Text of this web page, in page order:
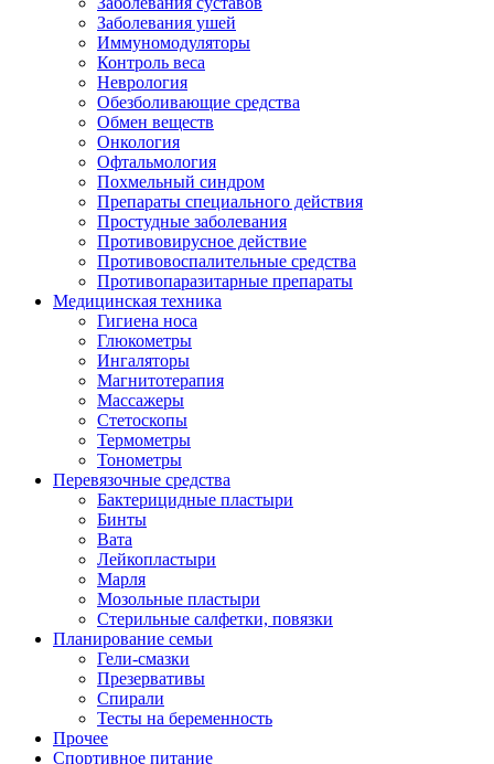
Заболевания ушей
Иммуномодуляторы
Контроль веса
Неврология
Обезболивающие средства
Обмен веществ
Онкология
Офтальмология
Похмельный синдром
Препараты специального действия
Простудные заболевания
Противовирусное действие
Противовоспалительные средства
Противопаразитарные препараты
Медицинская техника
Гигиена носа
Глюкометры
Ингаляторы
Магнитотерапия
Массажеры
Стетоскопы
Термометры
Тонометры
Перевязочные средства
Бактерицидные пластыри
Бинты
Вата
Лейкопластыри
Марля
Мозольные пластыри
Стерильные салфетки, повязки
Планирование семьи
Гели-смазки
Презервативы
Спирали
Тесты на беременность
Прочее
Спортивное питание